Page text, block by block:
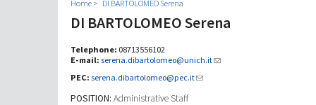
Home DI BARTOLOMEO Serena
DI BARTOLOMEO Serena
Telephone: 08713556102
E-mail: serena.dibartolomeo@unich.it
PEC: serena.dibartolomeo@pec.it
POSITION: Administrative Staff